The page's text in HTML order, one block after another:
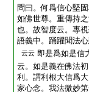
問曰。何爲信心堅
如佛世尊。重傳持
也。故智度云。專
語義中。踊躍聞法
云云 即是爲如是信
云。如是義在佛法
利。謂利根大信爲
家心念。我法微妙